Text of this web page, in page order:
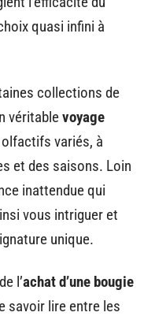
quasi infini à
collections de
véritablevoyage
variés, à
et des saisons. Loin
inattendue qui
vous intriguer et
unique.
l’achat d’une bougie
savoir lire entre les